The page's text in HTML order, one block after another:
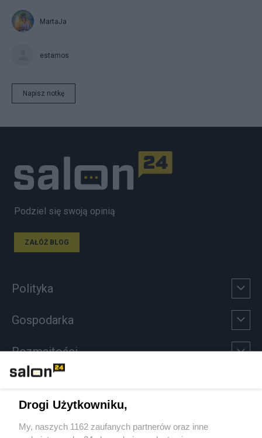
MartaJa
estamos
Napisz notkę
Podziel się swoją opinią
ZAŁÓŻ BLOG
Polityka
Gospodarka
Rozmaitości
Sport
Drogi Użytkowniku,
My, naszych 1162 zaufanych partnerów oraz inne